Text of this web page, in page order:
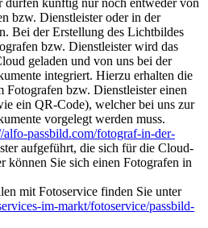
bzw. Dienstleister oder in der
Bei der Erstellung des Lichtbildes
bzw. Dienstleister wird das
geladen und von uns bei der
integriert. Hierzu erhalten die
bzw. Dienstleister einen
ein QR-Code), welcher bei uns zur
vorgelegt werden muss.
alfo-passbild.com/fotograf-in-der-
aufgeführt, die sich für die Cloud-
können Sie sich einen Fotografen in
mit Fotoservice finden Sie unter
im-markt/fotoservice/passbild-